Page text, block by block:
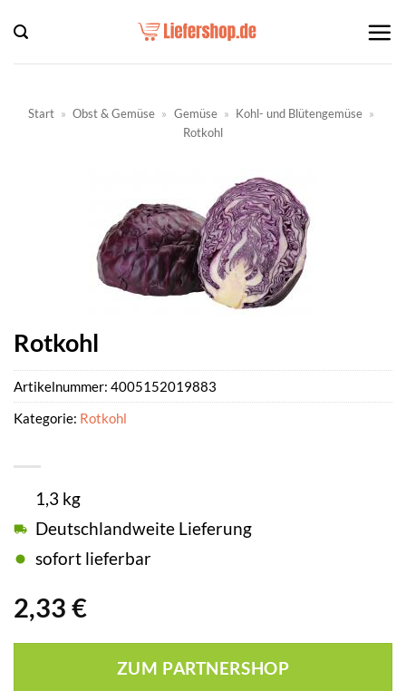
Inhalt
springen
Start » Obst & Gemüse » Gemüse » Kohl- und Blütengemüse »
Rotkohl
Rotkohl
2,33 €
1,3 kg
Deutschlandweite Lieferung
sofort lieferbar
ZUM PARTNERSHOP
Artikelnummer: 4005152019883
Kategorie: Rotkohl